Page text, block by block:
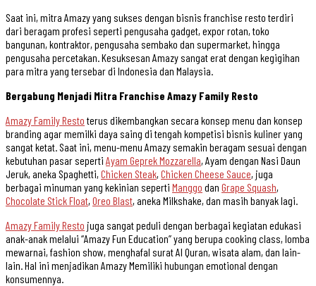
Saat ini, mitra Amazy yang sukses dengan bisnis franchise resto terdiri
dari beragam profesi seperti pengusaha gadget, expor rotan, toko
bangunan, kontraktor, pengusaha sembako dan supermarket, hingga
pengusaha percetakan. Kesuksesan Amazy sangat erat dengan kegigihan
para mitra yang tersebar di Indonesia dan Malaysia.
Bergabung Menjadi Mitra Franchise Amazy Family Resto
Amazy Family Resto terus dikembangkan secara konsep menu dan konsep
branding agar memilki daya saing di tengah kompetisi bisnis kuliner yang
sangat ketat. Saat ini, menu-menu Amazy semakin beragam sesuai dengan
kebutuhan pasar seperti Ayam Geprek Mozzarella, Ayam dengan Nasi Daun
Jeruk, aneka Spaghetti, Chicken Steak, Chicken Cheese Sauce, juga
berbagai minuman yang kekinian seperti Manggo dan Grape Squash,
Chocolate Stick Float, Oreo Blast, aneka Milkshake, dan masih banyak lagi.
Amazy Family Resto juga sangat peduli dengan berbagai kegiatan edukasi
anak-anak melalui “Amazy Fun Education” yang berupa cooking class, lomba
mewarnai, fashion show, menghafal surat Al Quran, wisata alam, dan lain-
lain. Hal ini menjadikan Amazy Memiliki hubungan emotional dengan
konsumennya.